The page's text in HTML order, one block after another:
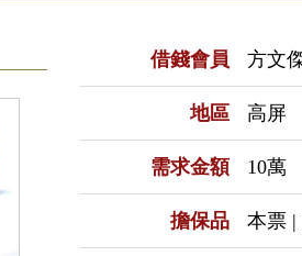
借錢會員 方
地區 高屏
需求金額 10萬
擔保品 本票 |